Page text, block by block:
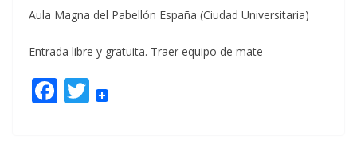
Aula Magna del Pabellón España (Ciudad Universitaria)
Entrada libre y gratuita. Traer equipo de mate
F T